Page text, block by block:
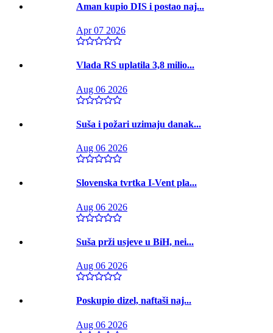
Aman kupio DIS i postao naj...
Apr 07 2026
Vlada RS uplatila 3,8 milio...
Aug 06 2026
Suša i požari uzimaju danak...
Aug 06 2026
Slovenska tvrtka I-Vent pla...
Aug 06 2026
Suša prži usjeve u BiH, nei...
Aug 06 2026
Poskupio dizel, naftaši naj...
Aug 06 2026